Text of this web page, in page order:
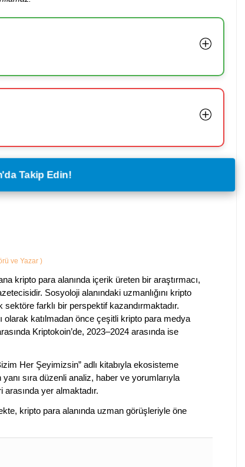
Takip Edin!
ve Yazar )
kripto para alanında içerik üreten bir araştırmacı,
Sosyoloji alanındaki uzmanlığını kripto
farklı bir perspektif kazandırmaktadır.
olarak katılmadan önce çeşitli kripto para medya
Kriptokoin’de, 2023–2024 arasında ise
Her Şeyimizsin” adlı kitabıyla ekosisteme
sıra düzenli analiz, haber ve yorumlarıyla
yer almaktadır.
kripto para alanında uzman görüşleriyle öne